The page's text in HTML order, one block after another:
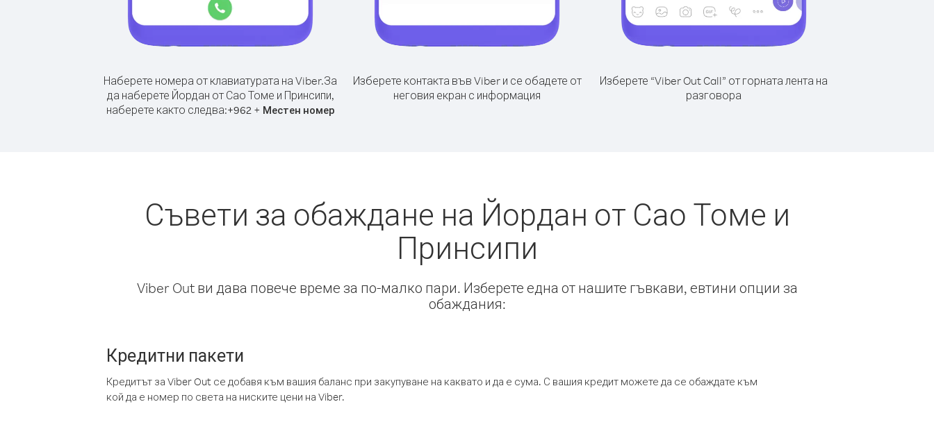
Наберете номера от клавиатурата на Viber.За
да наберете Йордан от Сао Томе и Принсипи,
наберете както следва:+962+ Местен номер
Изберете контакта във Viber и се обадете от
неговия екран с информация
Изберете “Viber Out Call” от горната лента на
разговора
Съвети за обаждане на Йордан от Сао Томе и
Принсипи
Viber Out ви дава повече време за по-малко пари. Изберете една от нашите гъвкави, евтини опции за
обаждания:
Кредитни пакети
Кредитът за Viber Out се добавя към вашия баланс при закупуване на каквато и да е сума. С вашия кредит можете да се обаждате към
кой да е номер по света на ниските цени на Viber.